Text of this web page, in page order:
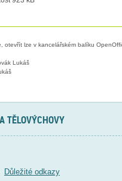
otevřít lze v kancelářském balíku
Lukáš
TĚLOVÝCHOVY
Důležité odkazy